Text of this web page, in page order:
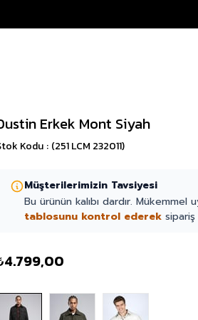
Erkek Mont Siyah
Kodu (251 LCM 232011)
Müşterilerimizin Tavsiyesi
Bu ürünün kalıbı dardır. Mükemmel
tablosunu kontrol ederek sipariş